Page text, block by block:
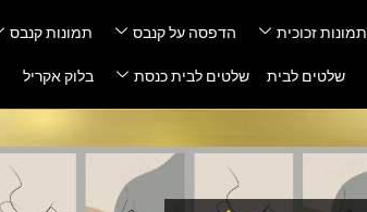
תמונות זכוכית הדפסה על קנבס תמונות קנבס
שלטים לבית
שלטים לבית כנסת בלוק אקריל